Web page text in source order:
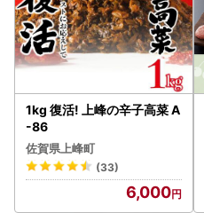
1kg 復活! 上峰の辛子高菜 A
-86
佐賀県上峰町
(33)
6,000